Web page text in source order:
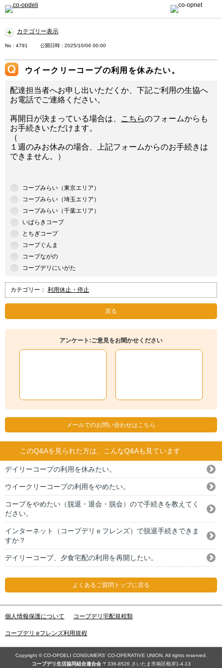
カテゴリー表示
No : 4791 公開日時 : 2025/10/06 00:00
ウイークリーコープの利用を休みたい。
配達担当者へお申し出いただくか、下記ご利用の生協へ
お電話でご連絡ください。
再開日が決まっている場合は、 こちらのフォームからも
お手続きいただけます。
（
１週のみお休みの場合、上記フォームからのお手続きは
できません。）
コープみらい（東京エリア）
コープみらい（埼玉エリア）
コープみらい（千葉エリア）
いばらきコープ
とちぎコープ
コープぐんま
コープながの
コープデリにいがた
カテゴリー： 利用休止・停止
戻る
アンケート:ご意見をお聞かせください
メールでのお問い合わせはこちら
このQ&Aを見られた方は、こんなQ&Aも見ています
デイリーコープの利用を休みたい。
ウイークリーコープの利用をやめたい。
コープをやめたい（脱退・退会・脱会）ので手続きを教えてく
ださい。
インターネット（コープデリｅフレンズ）で脱退手続きできま
すか？
デイリーコープ、夕食宅配の利用を再開したい。
よくあるご質問トップに戻る
個人情報保護について コープデリ宅配規程類
コープデリ eフレンズ利用規程
Copyright © CO-OPDELI CONSUMERS' CO-OPERATIVE UNION. All rights reserved.
コープデリ⽣活協同組合連合会〒336-8526 さいたま市南区根岸1-4-13